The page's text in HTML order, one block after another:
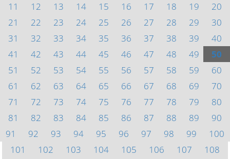
11
12 13 14 15 16 17 18 19
20
21
22 23 24 25 26 27 28 29
30
31
32 33 34 35 36 37 38 39
40
41
42 43 44 45 46 47 48 49
50
51
52 53 54 55 56 57 58 59
60
61
62 63 64 65 66 67 68 69
70
71
72 73 74 75 76 77 78 79
80
81
82 83 84 85 86 87 88 89
90
91
92 93 94 95 96 97 98 99
100
101
102 103 104 105 106 107
108